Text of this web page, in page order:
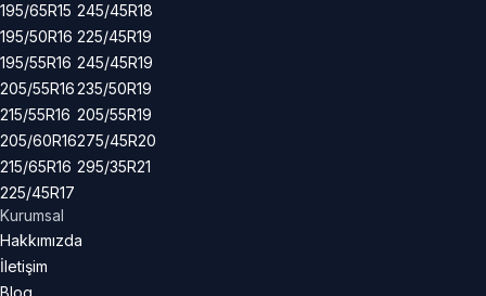
195/65R15
195/50R16
195/55R16
205/55R16
215/55R16
205/60R16
215/65R16
225/45R17
245/45R18
225/45R19
245/45R19
235/50R19
205/55R19
275/45R20
295/35R21
Kurumsal
Hakkımızda
İletişim
Blog